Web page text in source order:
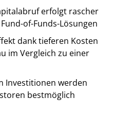
erfolgt rascher
of-Funds-Lösungen
dank tieferen Kosten
im Vergleich zu einer
Investitionen werden
bestmöglich